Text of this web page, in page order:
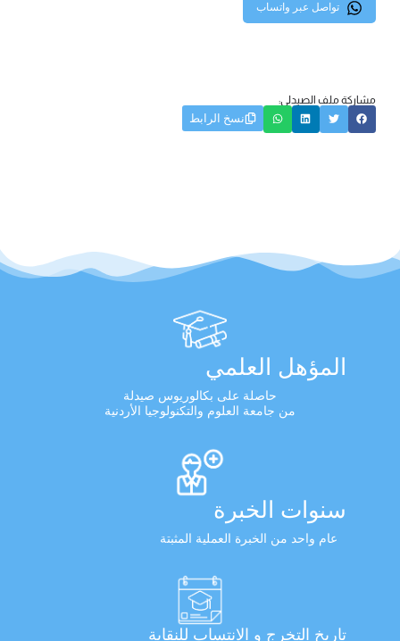
تواصل عبر واتساب
مشاركة ملف الصيدلي:
نسخ الرابط
المؤهل العلمي
حاصلة على بكالوريوس صيدلة
من جامعة العلوم والتكنولوجيا الأردنية
سنوات الخبرة
عام واحد من الخبرة العملية المثبتة
تاريخ التخرج و الانتساب للنقابة